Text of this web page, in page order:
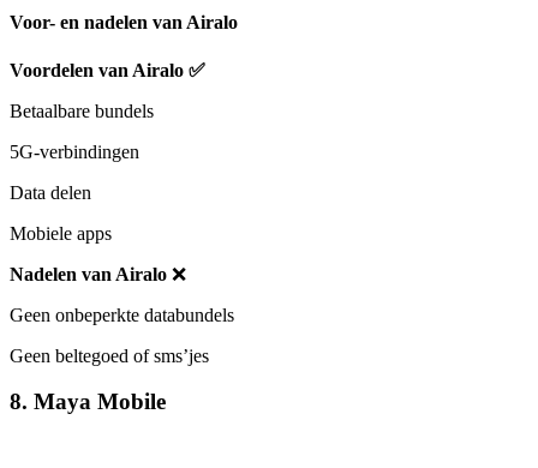
Voor- en nadelen van Airalo
Voordelen van Airalo ✅
Betaalbare bundels
5G-verbindingen
Data delen
Mobiele apps
Nadelen van Airalo ❌
Geen onbeperkte databundels
Geen beltegoed of sms’jes
8. Maya Mobile